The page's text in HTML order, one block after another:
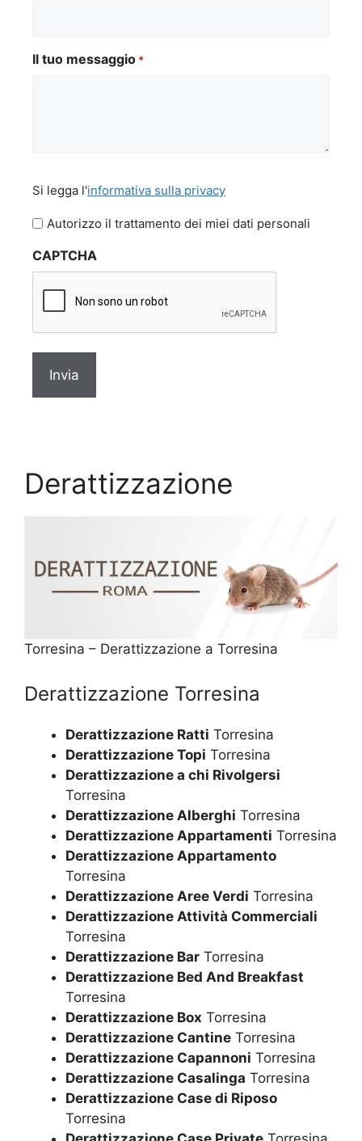
Il tuo messaggio *
legga
l'informativa
privacy
Si legga l'informativa sulla privacy
Autorizzo il trattamento dei miei dati personali
CAPTCHA
Derattizzazione
Torresina – Derattizzazione a Torresina
Derattizzazione Torresina
Derattizzazione Ratti Torresina
Derattizzazione Topi Torresina
Derattizzazione a chi Rivolgersi
Torresina
Derattizzazione Alberghi Torresina
Derattizzazione Appartamenti Torresina
Derattizzazione Appartamento
Torresina
Derattizzazione Aree Verdi Torresina
Derattizzazione Attività Commerciali
Torresina
Derattizzazione Bar Torresina
Derattizzazione Bed And Breakfast
Torresina
Derattizzazione Box Torresina
Derattizzazione Cantine Torresina
Derattizzazione Capannoni Torresina
Derattizzazione Casalinga Torresina
Derattizzazione Case di Riposo
Torresina